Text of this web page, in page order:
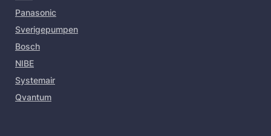
Panasonic
Sverigepumpen
Bosch
NIBE
Systemair
Qvantum